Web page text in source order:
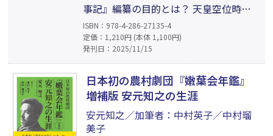
事記』編纂の目的とは？ 天皇空位時代
と天皇家再建の真実とは……など、『古
事記』『魏志倭人伝』を中心に、数多の
資料を隈なく調べ、浮き上がってきた古
代史最大の謎の実像に迫ります。日本人
が日本人として誇りを持ち、その歴史、
宗教、文化、風土を改めて大切にしよう
と思わせてくれる一冊です。
ISBN：978-4-286-27135-4
定価：1,210円 (本体 1,100円)
発刊日：2025/11/15
日本初の農村劇団『嫩葉会年鑑』
増補版 安元知之の生涯
安元知之／加筆者：中村英子／中村瑠
美子